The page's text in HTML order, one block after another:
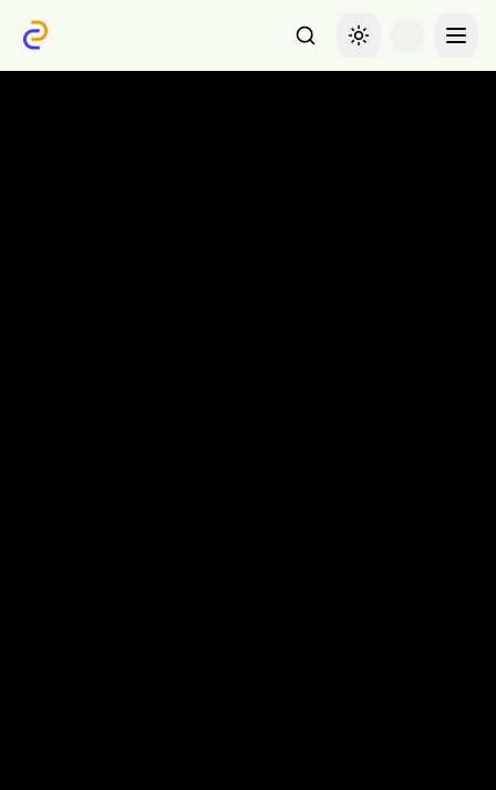
RechercheBasculer le thème
Menu